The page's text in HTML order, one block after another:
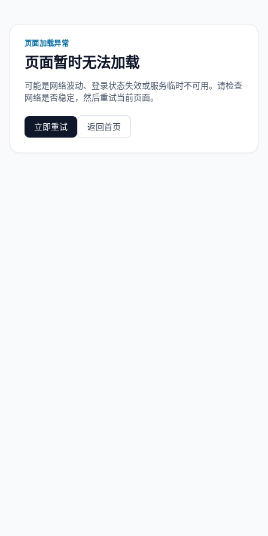
页面加载异常
页面暂时无法加载
可能是网络波动、登录状态失效或服务临时不可用。请检查
网络是否稳定，然后重试当前页面。
立即重试 返回首页